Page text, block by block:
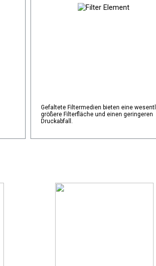
Gefaltete Filtermedien bieten eine
größere Filterfläche und einen geringeren
Druckabfall.